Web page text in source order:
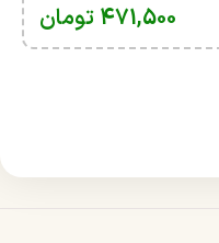
471,500 تومان